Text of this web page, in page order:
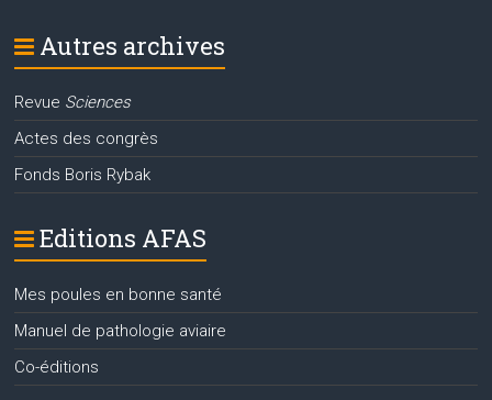
Autres archives
Revue Sciences
Actes des congrès
Fonds Boris Rybak
Editions AFAS
Mes poules en bonne santé
Manuel de pathologie aviaire
Co-éditions